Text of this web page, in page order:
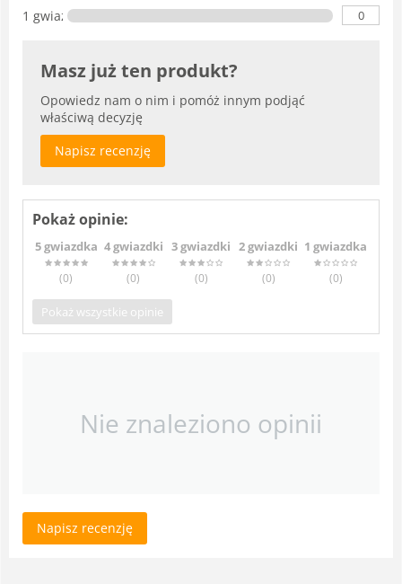
1 gwiazdka 0
Masz już ten produkt?
Opowiedz nam o nim i pomóż innym podjąć
właściwą decyzję
Napisz recenzję
Pokaż opinie:
5 gwiazdka
(0)
4 gwiazdki
(0)
3 gwiazdki
(0)
2 gwiazdki
(0)
1 gwiazdka
(0)
Pokaż wszystkie opinie
Nie znaleziono opinii
Napisz recenzję